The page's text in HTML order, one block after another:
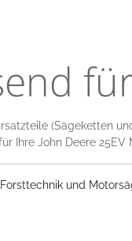
(Sägeketten
Ihre John Deere 25EV
und